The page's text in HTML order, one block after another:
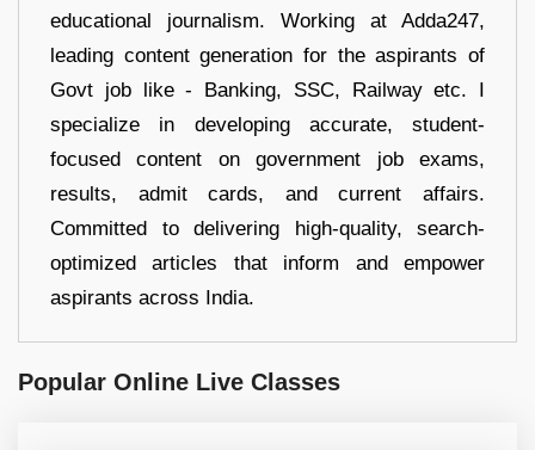
educational journalism. Working at Adda247,
leading content generation for the aspirants of
Govt job like - Banking, SSC, Railway etc. I
specialize in developing accurate, student-
focused content on government job exams,
results, admit cards, and current affairs.
Committed to delivering high-quality, search-
optimized articles that inform and empower
aspirants across India.
Popular Online Live Classes